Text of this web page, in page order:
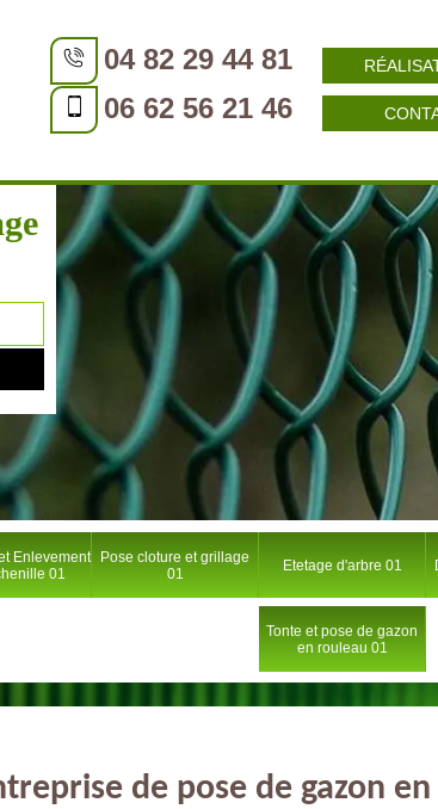
04 82 29 44 81
06 62 56 21 46
Enlevement
01
Pose cloture et grillage
01
Etetage d'arbre 01
Tonte et pose de gazon
en rouleau 01
de pose de gazon